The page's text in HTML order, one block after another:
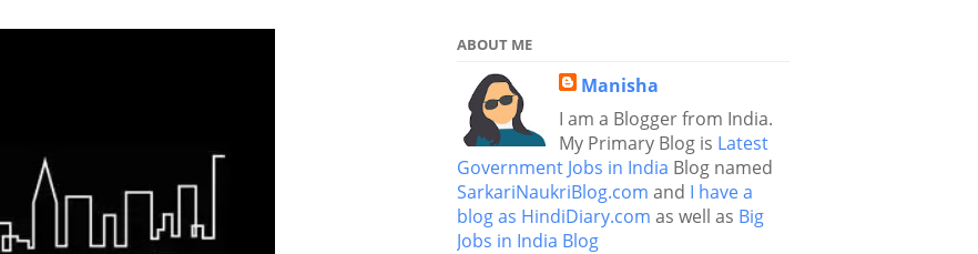
ABOUT ME
Manisha
I am a Blogger from India.
My Primary Blog is Latest
Government Jobs in India Blog named
SarkariNaukriBlog.com and I have a
blog as HindiDiary.com as well as Big
Jobs in India Blog